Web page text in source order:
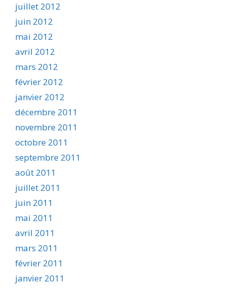
juillet 2012
juin 2012
mai 2012
avril 2012
mars 2012
février 2012
janvier 2012
décembre 2011
novembre 2011
octobre 2011
septembre 2011
août 2011
juillet 2011
juin 2011
mai 2011
avril 2011
mars 2011
février 2011
janvier 2011